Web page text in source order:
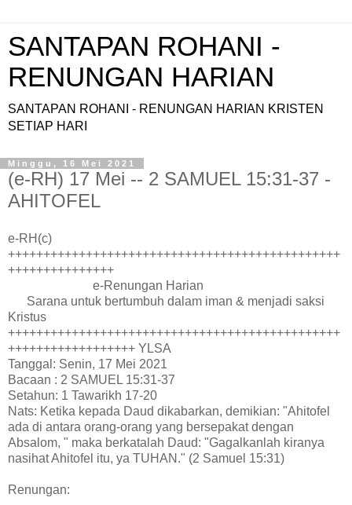
SANTAPAN ROHANI -
RENUNGAN HARIAN
SANTAPAN ROHANI - RENUNGAN HARIAN KRISTEN
SETIAP HARI
Minggu, 16 Mei 2021
(e-RH) 17 Mei -- 2 SAMUEL 15:31-37 -
AHITOFEL
e-RH(c)
+++++++++++++++++++++++++++++++++++++++++++++++
+++++++++++++++
e-Renungan Harian
Sarana untuk bertumbuh dalam iman & menjadi saksi
Kristus
+++++++++++++++++++++++++++++++++++++++++++++++
++++++++++++++++++ YLSA
Tanggal: Senin, 17 Mei 2021
Bacaan : 2 SAMUEL 15:31-37
Setahun: 1 Tawarikh 17-20
Nats: Ketika kepada Daud dikabarkan, demikian: "Ahitofel
ada di antara orang-orang yang bersepakat dengan
Absalom, " maka berkatalah Daud: "Gagalkanlah kiranya
nasihat Ahitofel itu, ya TUHAN." (2 Samuel 15:31)
Renungan: